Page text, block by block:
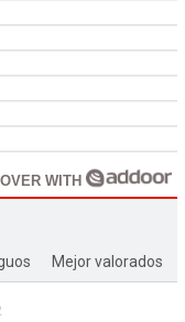
WITH
Mejor valorados